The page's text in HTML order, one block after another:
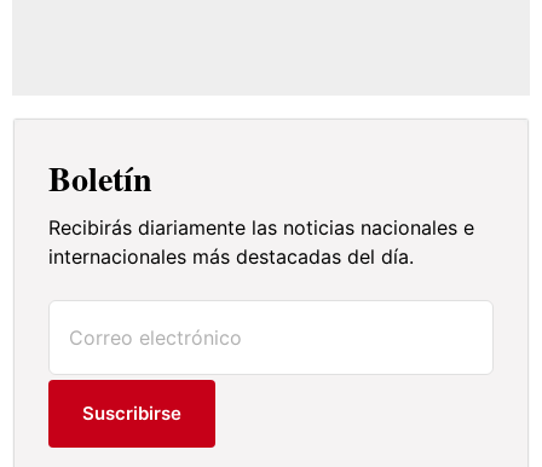
Boletín
Recibirás diariamente las noticias nacionales e
internacionales más destacadas del día.
Suscribirse